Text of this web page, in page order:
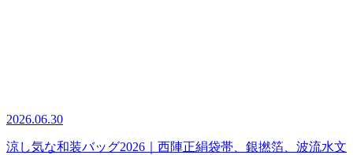
2026.06.30
涼し気な和装バッグ2026｜西陣正絹袋帯、銀撚箔、波流水文